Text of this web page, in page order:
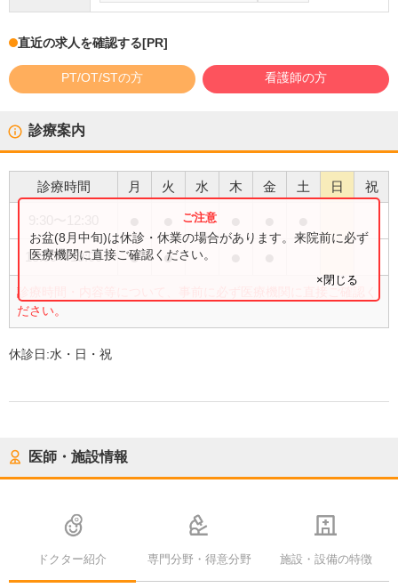
直近の求人を確認する[PR]
PT/OT/STの方 看護師の方
診療案内
診療時間 月 火 水 木 金 土 日 祝
15:00〜19:00 ● ●
診療時間・内容等について、事前に必ず医療機関に直接ご確認く
ださい。
お盆(8月中旬)は休診・休業の場合があります。来院前に必ず
医療機関に直接ご確認ください。
×閉じる
休診日:水・日・祝
医師・施設情報
ドクター紹介 専門分野・得意分野 施設・設備の特徴